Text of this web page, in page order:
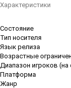
Характеристики
Состояние
Тип носителя
Язык релиза
Возрастные
Диапазон игроков
Платформа
Жанр